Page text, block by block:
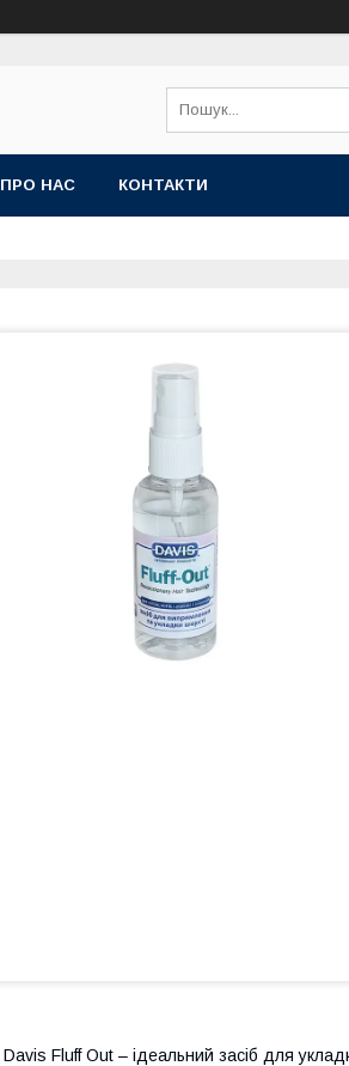
ПРО НАС КОНТАКТИ
Davis Fluff Out – ідеальний засіб для